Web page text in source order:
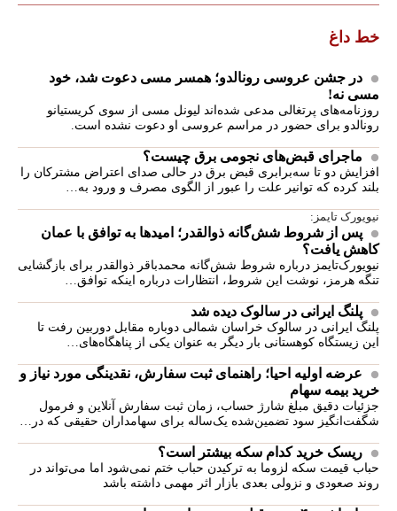
خط داغ
در جشن عروسی رونالدو؛ همسر مسی دعوت شد، خود
مسی نه!
روزنامه‌های پرتغالی مدعی شده‌اند لیونل مسی از سوی کریستیانو
رونالدو برای حضور در مراسم عروسی او دعوت نشده است.
ماجرای قبض‌های نجومی برق چیست؟
افزایش دو تا سه‌برابری قبض برق در حالی صدای اعتراض مشترکان را
بلند کرده که توانیر علت را عبور از الگوی مصرف و ورود به…
نیویورک تایمز:
پس از شروط شش‌گانه ذوالقدر؛ امیدها به توافق با عمان
کاهش یافت؟
نیویورک‌تایمز درباره شروط شش‌گانه محمدباقر ذوالقدر برای بازگشایی
تنگه هرمز، نوشت این شروط، انتظارات درباره اینکه توافق…
پلنگ ایرانی در سالوک دیده شد
پلنگ ایرانی در سالوک خراسان شمالی دوباره مقابل دوربین رفت تا
این زیستگاه کوهستانی بار دیگر به عنوان یکی از پناهگاه‌های…
عرضه اولیه احیا؛ راهنمای ثبت سفارش، نقدینگی مورد نیاز و
خرید بیمه سهام
جزئیات دقیق مبلغ شارژ حساب، زمان ثبت سفارش آنلاین و فرمول
شگفت‌انگیز سود تضمین‌شده یک‌ساله برای سهامداران حقیقی که در…
ریسک خرید کدام سکه بیشتر است؟
حباب قیمت سکه لزوما به ترکیدن حباب ختم نمی‌شود اما می‌تواند در
روند صعودی و نزولی بعدی بازار اثر مهمی داشته باشد